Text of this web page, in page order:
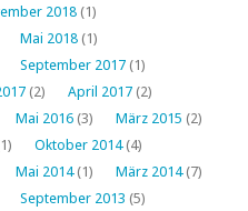
2018 (1)
Mai 2018 (1)
September 2017 (1)
(2) April 2017 (2)
Mai 2016 (3) März 2015 (2)
Oktober 2014(4)
Mai 2014(1) März 2014(7)
September 2013 (5)